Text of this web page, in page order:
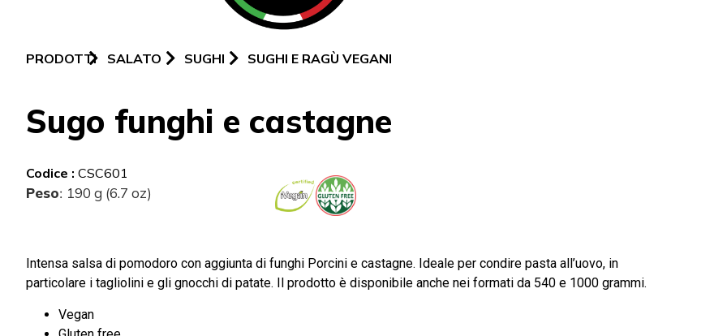
PRODOTTI SALATO SUGHI SUGHI E RAGÙ VEGANI
Sugo funghi e castagne
Codice : CSC601
Peso: 190 g (6.7 oz)
Intensa salsa di pomodoro con aggiunta di funghi Porcini e castagne. Ideale per condire pasta all’uovo, in
particolare i tagliolini e gli gnocchi di patate. Il prodotto è disponibile anche nei formati da 540 e 1000 grammi.
Vegan